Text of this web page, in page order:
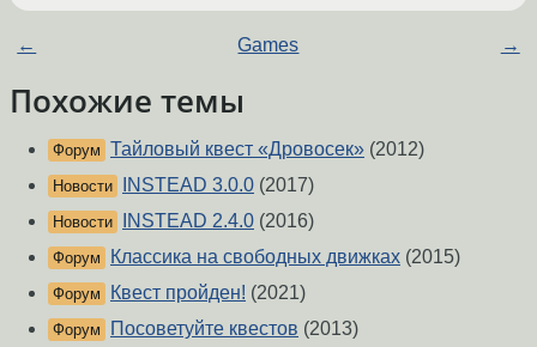
← Games →
Похожие темы
Форум Тайловый квест «Дровосек» (2012)
Новости INSTEAD 3.0.0 (2017)
Новости INSTEAD 2.4.0 (2016)
Форум Классика на свободных движках (2015)
Форум Квест пройден! (2021)
Форум Посоветуйте квестов (2013)